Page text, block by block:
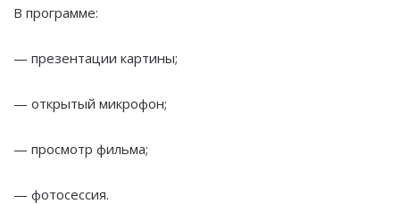
В программе:
— презентации картины;
— открытый микрофон;
— просмотр фильма;
— фотосессия.